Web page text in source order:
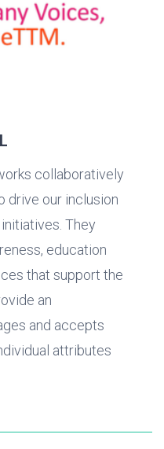
collaboratively
drive our inclusion
They
education
that support the
an
and accepts
attributes